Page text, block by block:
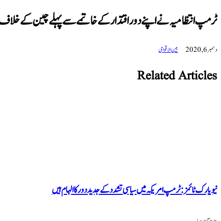
ٹرمپ انتظامیہ نے اپنے دور اقتدار کے خاتمے سے پہلے چین کے خلاف
دسمبر 6, 2020 بین الاقوامی
Related Articles
نیو یارک ٹائمز: ٹرمپ امریکہ میں سیاسی تشدد کے جدید دور کا الہام ہیں